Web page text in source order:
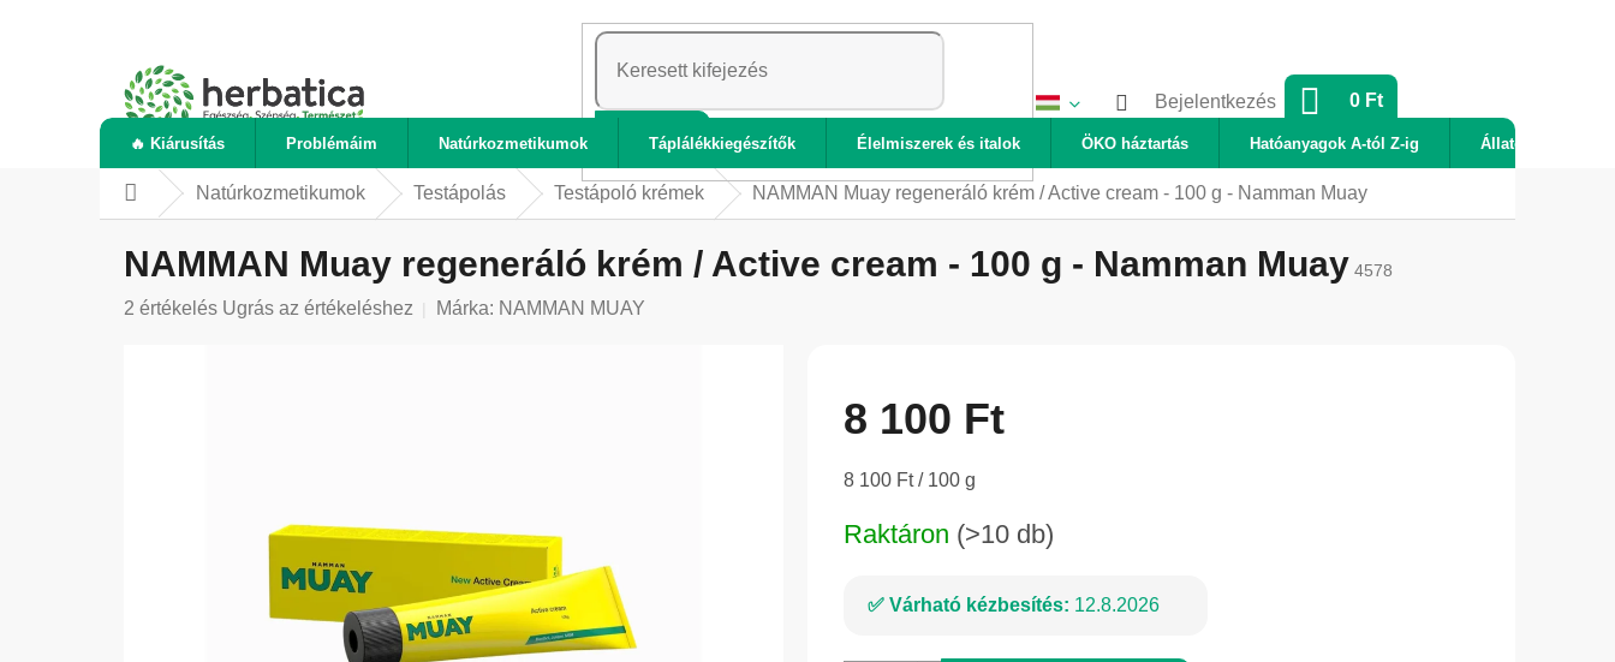
KERESÉS
Bejelentkezés KOSÁR
0 Ft
🔥 Kiárusítás Problémáim Natúrkozmetikumok Táplálékkiegészítők Élelmiszerek és italok ÖKO háztartás Hatóanyagok A-tól Z-ig Állatok
KezdőlapNatúrkozmetikumok Testápolás Testápoló krémek NAMMAN Muay regeneráló krém / Active cream - 100 g - Namman Muay
NAMMAN Muay regeneráló krém / Active cream - 100 g - Namman Muay 4578
A
2 értékelés Ugrás az értékeléshez Márka: NAMMAN MUAY
8 100 Ft
Egységár:
8 100 Ft / 100 g
Raktáron (>10 db)
Várható kézbesítés: 12.8.2026